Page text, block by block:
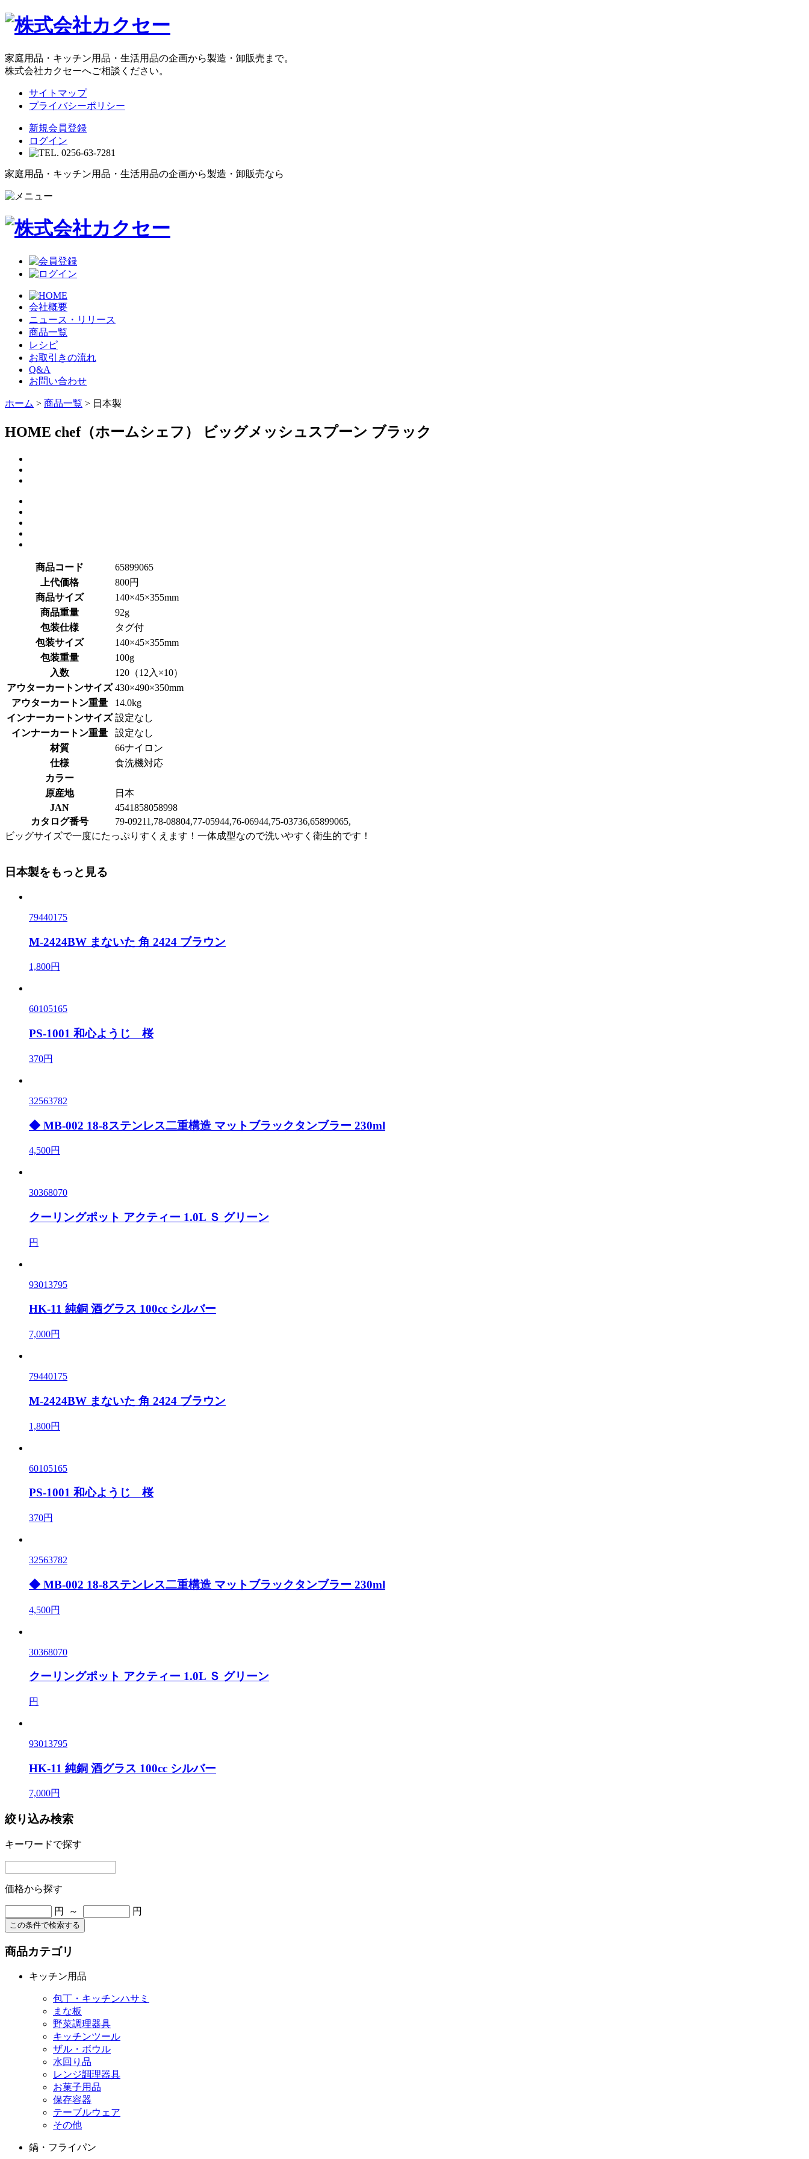
家庭用品・キッチン用品・生活用品の企画から製造・卸販売まで。
株式会社カクセーへご相談ください。
サイトマップ
プライバシーポリシー
新規会員登録
ログイン
家庭用品・キッチン用品・生活用品の企画から製造・卸販売なら
会社概要
ニュース・リリース
商品一覧
レシピ
お取引きの流れ
Q&A
お問い合わせ
ホーム > 商品一覧 > 日本製
HOME chef（ホームシェフ） ビッグメッシュスプーン ブラック
商品コード
65899065
上代価格
800円
商品サイズ
140×45×355mm
商品重量
92g
包装仕様
タグ付
包装サイズ
140×45×355mm
包装重量
100g
入数
120（12入×10）
アウターカートンサイズ 430×490×350mm
アウターカートン重量
14.0kg
インナーカートンサイズ 設定なし
インナーカートン重量
設定なし
材質
66ナイロン
仕様
食洗機対応
カラー
原産地
日本
JAN
4541858058998
カタログ番号
79-09211,78-08804,77-05944,76-06944,75-03736,65899065,
ビッグサイズで一度にたっぷりすくえます！一体成型なので洗いやすく衛生的です！
日本製をもっと見る
79440175
M-2424BW まないた 角 2424 ブラウン
1,800円
60105165
PS-1001 和心ようじ 桜
370円
32563782
◆ MB-002 18-8ステンレス二重構造 マットブラックタンブラー 230ml
4,500円
30368070
クーリングポット アクティー 1.0L Ｓ グリーン
円
93013795
HK-11 純銅 酒グラス 100cc シルバー
7,000円
79440175
M-2424BW まないた 角 2424 ブラウン
1,800円
60105165
PS-1001 和心ようじ 桜
370円
32563782
◆ MB-002 18-8ステンレス二重構造 マットブラックタンブラー 230ml
4,500円
30368070
クーリングポット アクティー 1.0L Ｓ グリーン
円
93013795
HK-11 純銅 酒グラス 100cc シルバー
7,000円
絞り込み検索
キーワードで探す
価格から探す
円 ～ 円
この条件で検索する
商品カテゴリ
キッチン用品
包丁・キッチンハサミ
まな板
野菜調理器具
キッチンツール
ザル・ボウル
水回り品
レンジ調理器具
お菓子用品
保存容器
テーブルウェア
その他
鍋・フライパン